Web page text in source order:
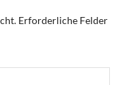
Erforderliche Felder